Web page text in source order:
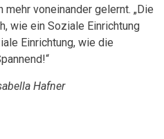
mehr voneinander gelernt. „Die
wie ein Soziale Einrichtung
Einrichtung, wie die
Hafner